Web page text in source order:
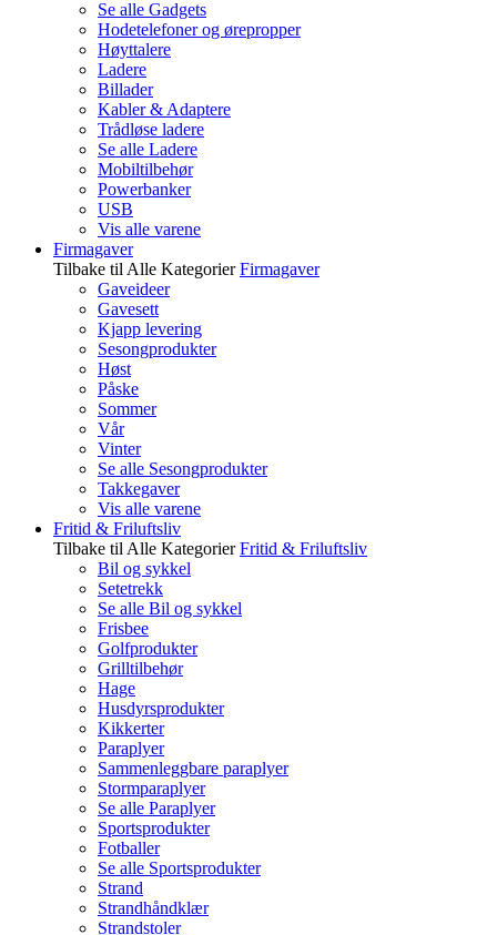
Se alle Gadgets
Hodetelefoner og ørepropper
Høyttalere
Ladere
Billader
Kabler & Adaptere
Trådløse ladere
Se alle Ladere
Mobiltilbehør
Powerbanker
USB
Vis alle varene
Firmagaver
Tilbake til Alle Kategorier Firmagaver
Gaveideer
Gavesett
Kjapp levering
Sesongprodukter
Høst
Påske
Sommer
Vår
Vinter
Se alle Sesongprodukter
Takkegaver
Vis alle varene
Fritid & Friluftsliv
Tilbake til Alle Kategorier Fritid & Friluftsliv
Bil og sykkel
Setetrekk
Se alle Bil og sykkel
Frisbee
Golfprodukter
Grilltilbehør
Hage
Husdyrsprodukter
Kikkerter
Paraplyer
Sammenleggbare paraplyer
Stormparaplyer
Se alle Paraplyer
Sportsprodukter
Fotballer
Se alle Sportsprodukter
Strand
Strandhåndklær
Strandstoler